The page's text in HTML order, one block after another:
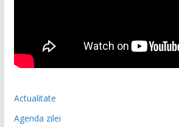
Actualitate
Agenda zilei